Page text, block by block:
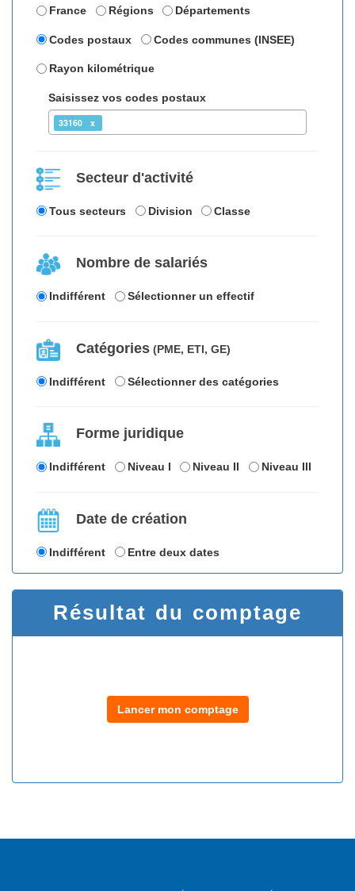
France Régions Départements
Codes postaux Codes communes (INSEE)
Rayon kilométrique
Saisissez vos codes postaux
33160
Secteur d'activité
Tous secteurs Division Classe
Nombre de salariés
Indifférent Sélectionner un effectif
Catégories (PME, ETI, GE)
Indifférent Sélectionner des catégories
Forme juridique
Indifférent Niveau I Niveau II Niveau III
Date de création
Indifférent Entre deux dates
Résultat du comptage
Lancer mon comptage